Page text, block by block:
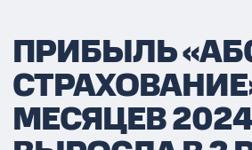
ПРИБЫЛЬ
МЕСЯЦЕВ